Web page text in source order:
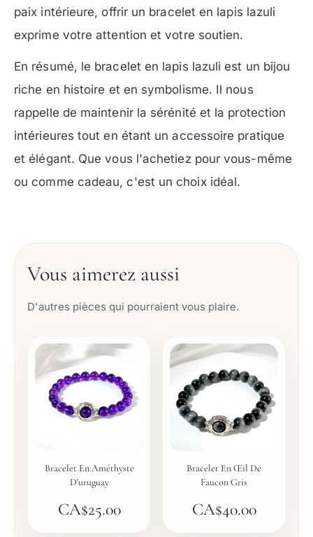
paix intérieure, offrir un bracelet en lapis lazuli
exprime votre attention et votre soutien.
En résumé, le bracelet en lapis lazuli est un bijou
riche en histoire et en symbolisme. Il nous
rappelle de maintenir la sérénité et la protection
intérieures tout en étant un accessoire pratique
et élégant. Que vous l'achetiez pour vous-même
ou comme cadeau, c'est un choix idéal.
Vous aimerez aussi
D'autres pièces qui pourraient vous plaire.
Bracelet En Améthyste
D'uruguay
CA$25.00
Bracelet En Œil De
Faucon Gris
CA$40.00